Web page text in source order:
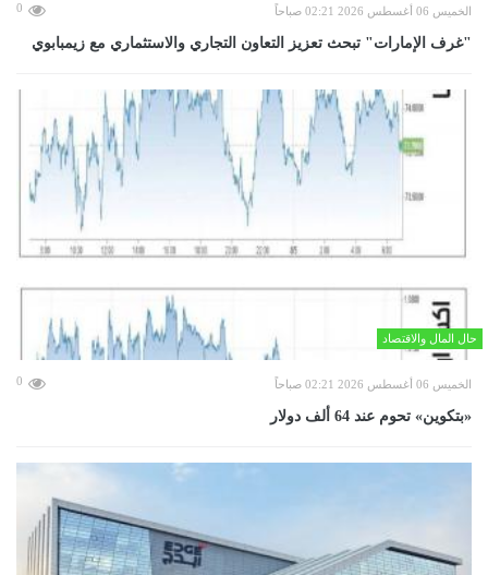
الخميس 06 أغسطس 2026 02:21 صباحاً 0
"غرف الإمارات" تبحث تعزيز التعاون التجاري والاستثماري مع زيمبابوي
حال المال والاقتصاد
الخميس 06 أغسطس 2026 02:21 صباحاً 0
«بتكوين» تحوم عند 64 ألف دولار